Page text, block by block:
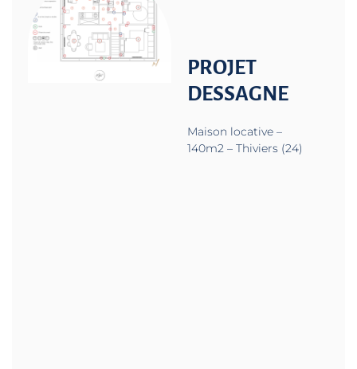
PROJET
DESSAGNE
Maison locative –
140m2 – Thiviers (24)